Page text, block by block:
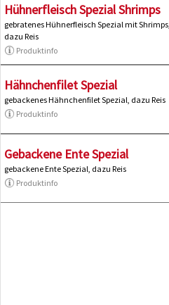
Hühnerfleisch Spezial Shrimps
gebratenes Hühnerfleisch Spezial mit Shrimps,
dazu Reis
Produktinfo
Hähnchenfilet Spezial
gebackenes Hähnchenfilet Spezial, dazu Reis
Produktinfo
Gebackene Ente Spezial
gebackene Ente Spezial, dazu Reis
Produktinfo